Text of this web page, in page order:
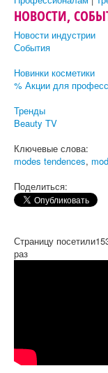
НОВОСТИ,
Новости индустрии
События
Новинки косметики
% Акции для
Тренды
Beauty TV
Ключевые слова:
modes tendences,
Поделиться:
Страницу посетили
раз